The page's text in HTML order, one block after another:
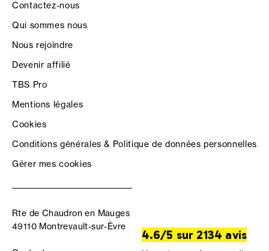
Contactez-nous
Qui sommes nous
Nous rejoindre
Devenir affilié
TBS Pro
Mentions légales
Cookies
Conditions générales & Politique de données personnelles
Gérer mes cookies
Rte de Chaudron en Mauges
49110 Montrevault-sur-Èvre
4.6/5 sur 2134 avis